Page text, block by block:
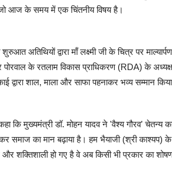
आज के समय में एक चिंतनीय विषय है।
अतिथियों द्वारा माँ लक्ष्मी जी के चित्र पर
के रतलाम विकास प्राधिकरण (RDA) के
द्वारा शाल, माला और साफा पहनाकर भव्य सम्मान
कि मुख्यमंत्री डॉ. मोहन यादव ने 'वैश्य गौरव' चेतन्य
समाज का मान बढ़ाया है। हम भैयाजी (श्री
हो गए है वे अब किसी भी प्रकार का